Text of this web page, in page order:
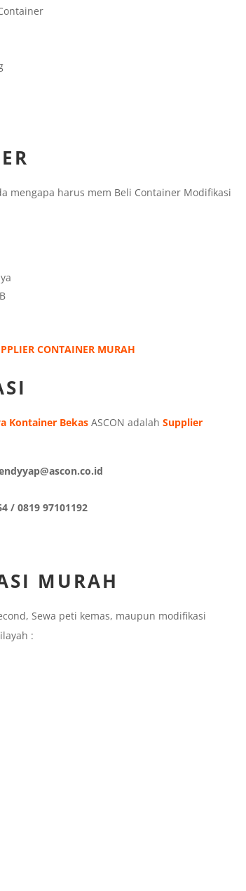
mengapa harus mem Beli Container Modifikasi
CONTAINER MURAH
Kontainer BekasASCON adalah Supplier
/ 0819 97101192
MURAH
Sewa peti kemas, maupun modifikasi
: